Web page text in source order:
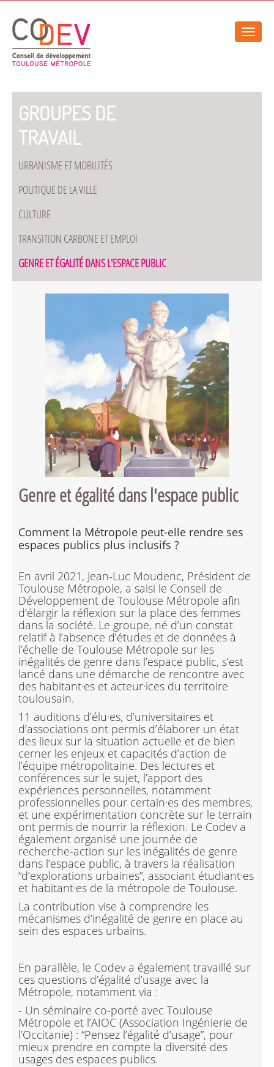
Toggle
GROUPES DE
TRAVAIL
URBANISME ET MOBILITÉS
POLITIQUE DE LA VILLE
CULTURE
TRANSITION CARBONE ET EMPLOI
GENRE ET ÉGALITÉ DANS L'ESPACE PUBLIC
Genre et égalité dans l'espace public
Comment la Métropole peut-elle rendre ses
espaces publics plus inclusifs ?
En avril 2021, Jean-Luc Moudenc, Président de
Toulouse Métropole, a saisi le Conseil de
Développement de Toulouse Métropole afin
d'élargir la réflexion sur la place des femmes
dans la société. Le groupe, né d’un constat
relatif à l’absence d’études et de données à
l’échelle de Toulouse Métropole sur les
inégalités de genre dans l’espace public, s’est
lancé dans une démarche de rencontre avec
des habitant·es et acteur·ices du territoire
toulousain.
11 auditions d’élu·es, d’universitaires et
d’associations ont permis d’élaborer un état
des lieux sur la situation actuelle et de bien
cerner les enjeux et capacités d’action de
l’équipe métropolitaine. Des lectures et
conférences sur le sujet, l’apport des
expériences personnelles, notamment
professionnelles pour certain·es des membres,
et une expérimentation concrète sur le terrain
ont permis de nourrir la réflexion. Le Codev a
également organisé une journée de
recherche-action sur les inégalités de genre
dans l’espace public, à travers la réalisation
“d’explorations urbaines”, associant étudiant·es
et habitant·es de la métropole de Toulouse.
La contribution vise à comprendre les
mécanismes d’inégalité de genre en place au
sein des espaces urbains.
En parallèle, le Codev a également travaillé sur
ces questions d’égalité d’usage avec la
Métropole, notamment via :
- Un séminaire co-porté avec Toulouse
Métropole et l’AIOC (Association Ingénierie de
l’Occitanie) : “Pensez l’égalité d’usage”, pour
mieux prendre en compte la diversité des
usages des espaces publics.